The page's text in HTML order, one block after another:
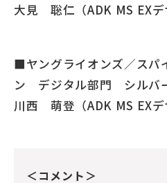
大見 聡仁（ADK MS EXデ
■ヤングライオンズ／スパ
ン デジタル部門 シルバ
川西 萌登（ADK MS EXデ
＜コメント＞